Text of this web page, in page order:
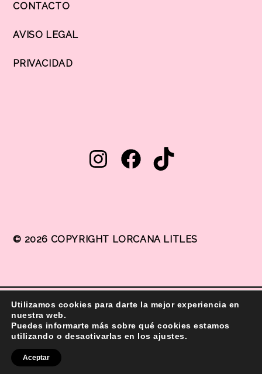
CONTACTO
AVISO LEGAL
PRIVACIDAD
© 2026 COPYRIGHT LORCANA LITLES
® 2011 All rights reserved.
Utilizamos cookies para darte la mejor experiencia en
nuestra web.
Puedes informarte más sobre qué cookies estamos
utilizando o desactivarlas en los ajustes.
Aceptar